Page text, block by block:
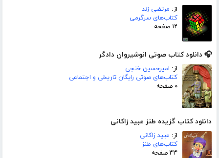
از: مرتضی زند
کتاب‌های سرگرمی
۱۲ صفحه
🎧 دانلود کتاب صوتی انوشیروان دادگر
از: امیرحسین خنجی
کتاب‌های صوتی رایگان تاریخی و اجتماعی
۰ صفحه
دانلود کتاب گزیده طنز عبید زاکانی
از: عبید زاکانی
کتاب‌های طنز
۳۳ صفحه